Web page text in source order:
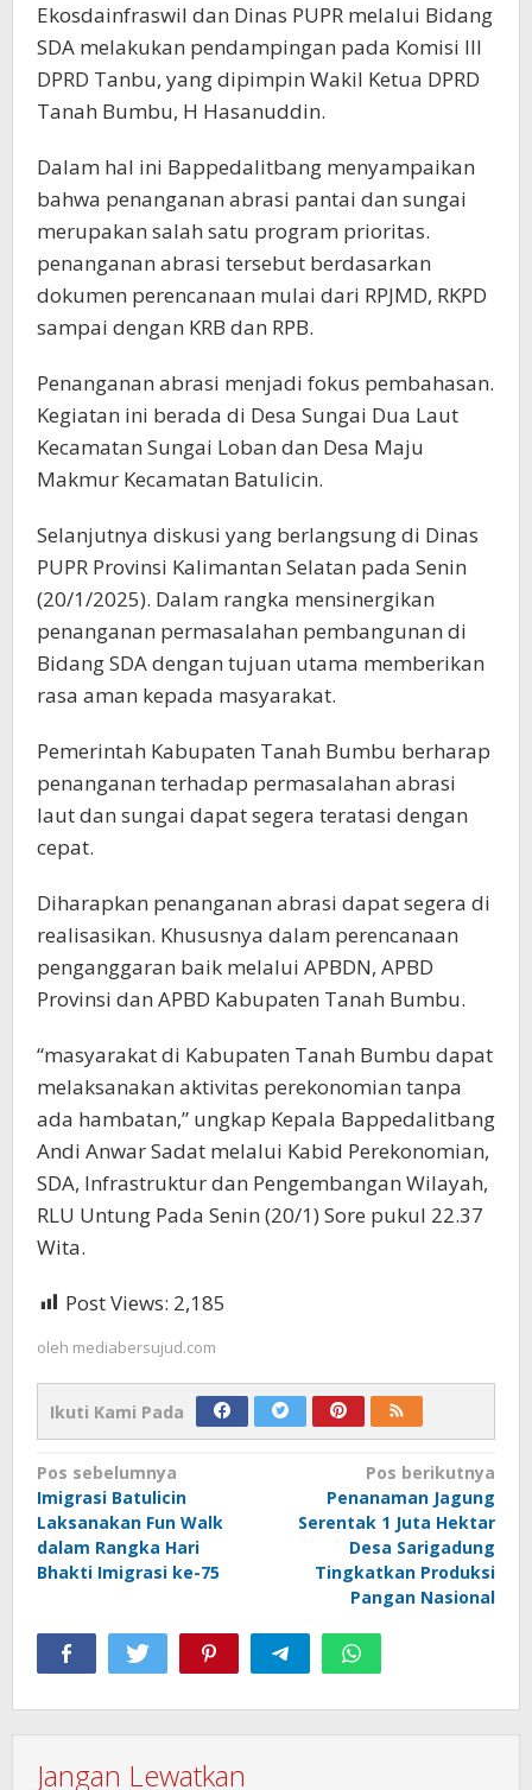
Ekosdainfraswil dan Dinas PUPR melalui Bidang
SDA melakukan pendampingan pada Komisi III
DPRD Tanbu, yang dipimpin Wakil Ketua DPRD
Tanah Bumbu, H Hasanuddin.
Dalam hal ini Bappedalitbang menyampaikan
bahwa penanganan abrasi pantai dan sungai
merupakan salah satu program prioritas.
penanganan abrasi tersebut berdasarkan
dokumen perencanaan mulai dari RPJMD, RKPD
sampai dengan KRB dan RPB.
Penanganan abrasi menjadi fokus pembahasan.
Kegiatan ini berada di Desa Sungai Dua Laut
Kecamatan Sungai Loban dan Desa Maju
Makmur Kecamatan Batulicin.
Selanjutnya diskusi yang berlangsung di Dinas
PUPR Provinsi Kalimantan Selatan pada Senin
(20/1/2025). Dalam rangka mensinergikan
penanganan permasalahan pembangunan di
Bidang SDA dengan tujuan utama memberikan
rasa aman kepada masyarakat.
Pemerintah Kabupaten Tanah Bumbu berharap
penanganan terhadap permasalahan abrasi
laut dan sungai dapat segera teratasi dengan
cepat.
Diharapkan penanganan abrasi dapat segera di
realisasikan. Khususnya dalam perencanaan
penganggaran baik melalui APBDN, APBD
Provinsi dan APBD Kabupaten Tanah Bumbu.
“masyarakat di Kabupaten Tanah Bumbu dapat
melaksanakan aktivitas perekonomian tanpa
ada hambatan,” ungkap Kepala Bappedalitbang
Andi Anwar Sadat melalui Kabid Perekonomian,
SDA, Infrastruktur dan Pengembangan Wilayah,
RLU Untung Pada Senin (20/1) Sore pukul 22.37
Wita.
Post Views: 2,185
oleh mediabersujud.com
Ikuti Kami Pada
Navigasi
pos
Pos sebelumnya
Imigrasi Batulicin
Laksanakan Fun Walk
dalam Rangka Hari
Bhakti Imigrasi ke-75
Pos berikutnya
Penanaman Jagung
Serentak 1 Juta Hektar
Desa Sarigadung
Tingkatkan Produksi
Pangan Nasional
Jangan Lewatkan